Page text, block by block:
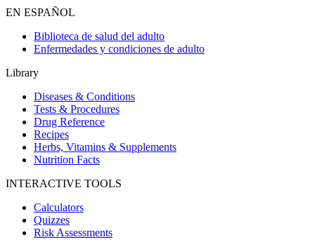
EN ESPAÑOL
Biblioteca de salud del adulto
Enfermedades y condiciones de adulto
Library
Diseases & Conditions
Tests & Procedures
Drug Reference
Recipes
Herbs, Vitamins & Supplements
Nutrition Facts
INTERACTIVE TOOLS
Calculators
Quizzes
Risk Assessments